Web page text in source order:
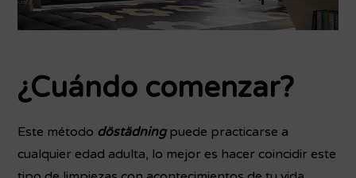
¿Cuándo comenzar?
Este método döstädning puede practicarse a
cualquier edad adulta, lo mejor es hacer coincidir este